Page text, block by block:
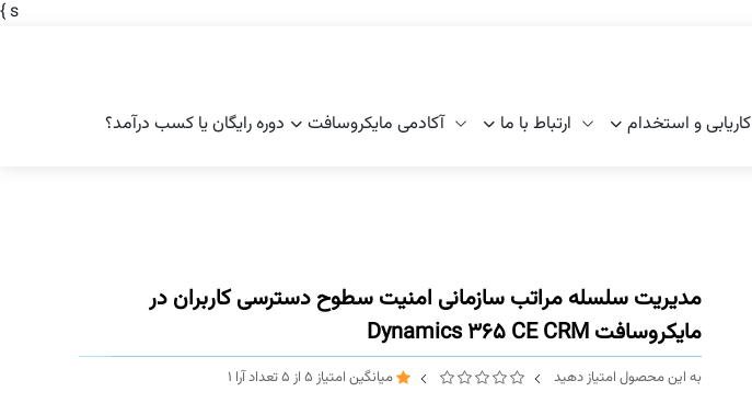
s
}
کاریابی و استخدام ارتباط با ما آکادمی مایکروسافت دوره رایگان یا کسب درآمد؟
مدیریت سلسله مراتب سازمانی امنیت سطوح دسترسی کاربران در
مایکروسافت Dynamics 365 CE CRM
به این محصول امتیاز دهید میانگین امتیاز 5 از 5تعداد آرا 1